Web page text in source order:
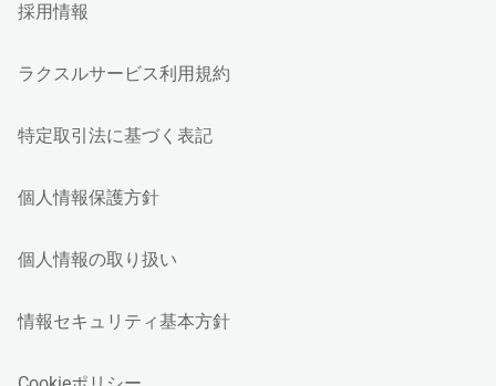
採用情報
ラクスルサービス利用規約
特定取引法に基づく表記
個人情報保護方針
個人情報の取り扱い
情報セキュリティ基本方針